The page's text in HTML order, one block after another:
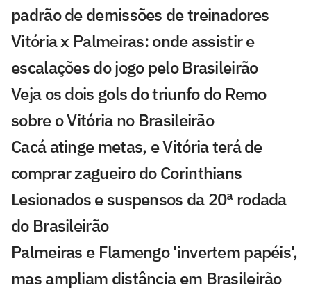
padrão de demissões de treinadores
Vitória x Palmeiras: onde assistir e
escalações do jogo pelo Brasileirão
Veja os dois gols do triunfo do Remo
sobre o Vitória no Brasileirão
Cacá atinge metas, e Vitória terá de
comprar zagueiro do Corinthians
Lesionados e suspensos da 20ª rodada
do Brasileirão
Palmeiras e Flamengo 'invertem papéis',
mas ampliam distância em Brasileirão